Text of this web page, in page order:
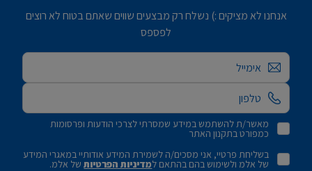
אנחנו לא מציקים :) נשלח רק מבצעים שווים שאתם בטוח לא רוצים
לפספס
אימייל
מאשר/ת להשתמש במידע שמסרתי לצרכי הודעות ופרסומות
כמפורט בתקנון האתר
בשליחת פרטיי, אני מסכים/ה לשמירת המידע אודותיי במאגרי המידע
של אלמ ולשימוש בהם בהתאם למדיניות הפרטיותשל אלמ.